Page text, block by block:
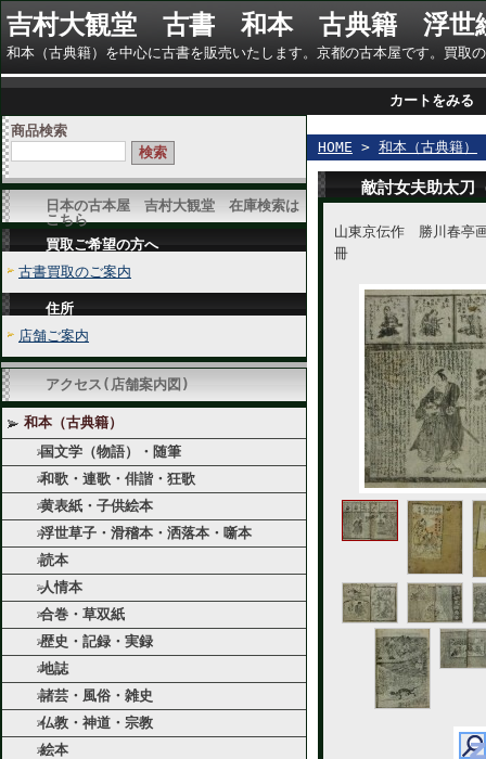
吉村大観堂 古書 和本 古典籍 浮世
和本（古典籍）を中心に古書を販売いたします。京都の古本屋です。
カートをみる
商品検索
日本の古本屋 吉村大観堂 在庫検索は
こちら
買取ご希望の方へ
古書買取のご案内
住所
店舗ご案内
アクセス(店舗案内図)
和本（古典籍）
国文学（物語）・随筆
和歌・連歌・俳諧・狂歌
黄表紙・子供絵本
浮世草子・滑稽本・洒落本・噺本
読本
人情本
合巻・草双紙
歴史・記録・実録
地誌
諸芸・風俗・雑史
仏教・神道・宗教
絵本
HOME > 和本（古典籍）
敵討女夫助太刀
山東京伝作 勝川春
冊